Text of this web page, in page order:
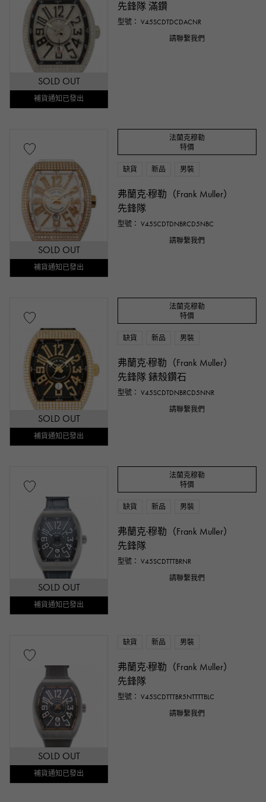
SOLD OUT
補貨通知已發出
先鋒隊 滿鑽
型號： V45SCDTDCDACNR
請聯繫我們
SOLD OUT
補貨通知已發出
法蘭克穆勒
特價
缺貨 新品 男裝
弗蘭克·穆勒（Frank Muller）
先鋒隊
型號： V45SCDTDNBRCD5NBC
請聯繫我們
SOLD OUT
補貨通知已發出
法蘭克穆勒
特價
缺貨 新品 男裝
弗蘭克·穆勒（Frank Muller）
先鋒隊 錶殼鑽石
型號： V45SCDTDNBRCD5NNR
請聯繫我們
SOLD OUT
補貨通知已發出
法蘭克穆勒
特價
缺貨 新品 男裝
弗蘭克·穆勒（Frank Muller）
先鋒隊
型號： V45SCDTTTBRNR
請聯繫我們
SOLD OUT
補貨通知已發出
缺貨 新品 男裝
弗蘭克·穆勒（Frank Muller）
先鋒隊
型號： V45SCDTTTBR5NTTTTBLC
請聯繫我們